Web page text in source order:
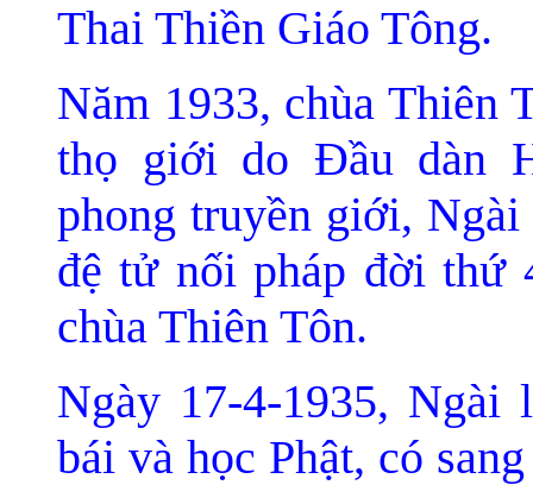
Thai Thiền Giáo Tông.
Năm 1933, chùa
thọ giới do Đầu dàn
phong truyền giới,
đệ tử nối pháp đời thứ
chùa Thiên Tôn.
Ngày 17-4-1935, Ngài
bái và học Phật, có